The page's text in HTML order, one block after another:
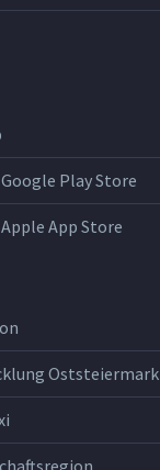
Play Store
App Store
Oststeiermark